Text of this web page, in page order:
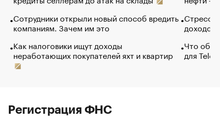
Сотрудники открыли новый способ вредить
компаниям. Зачем им это
Как налоговики ищут доходы
неработающих покупателей яхт и квартир
Стресс
доходов
Что
для
Регистрация ФНС